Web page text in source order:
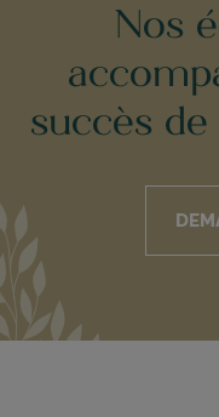
Nos
succès